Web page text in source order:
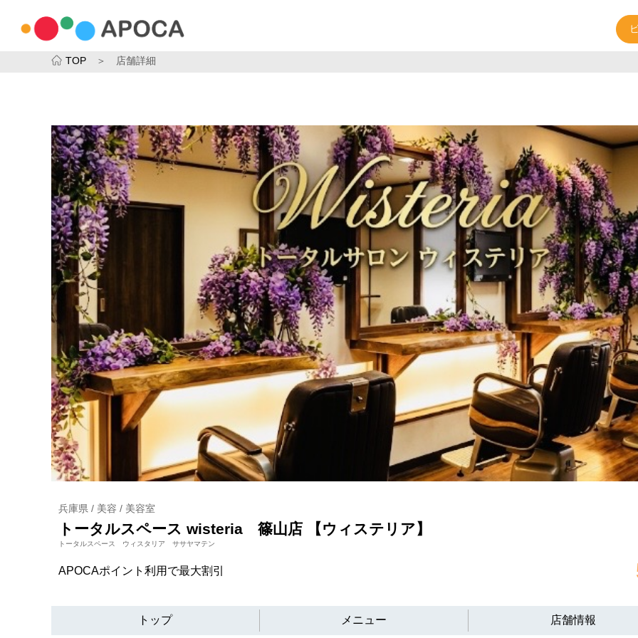
TOP ＞ 店舗詳細
兵庫県 / 美容 / 美容室
トータルスペース wisteria 篠山店 【ウィステリア】
トータルスペース ウィスタリア ササヤマテン
APOCAポイント利用で最大割引
トップ メニュー 店舗情報